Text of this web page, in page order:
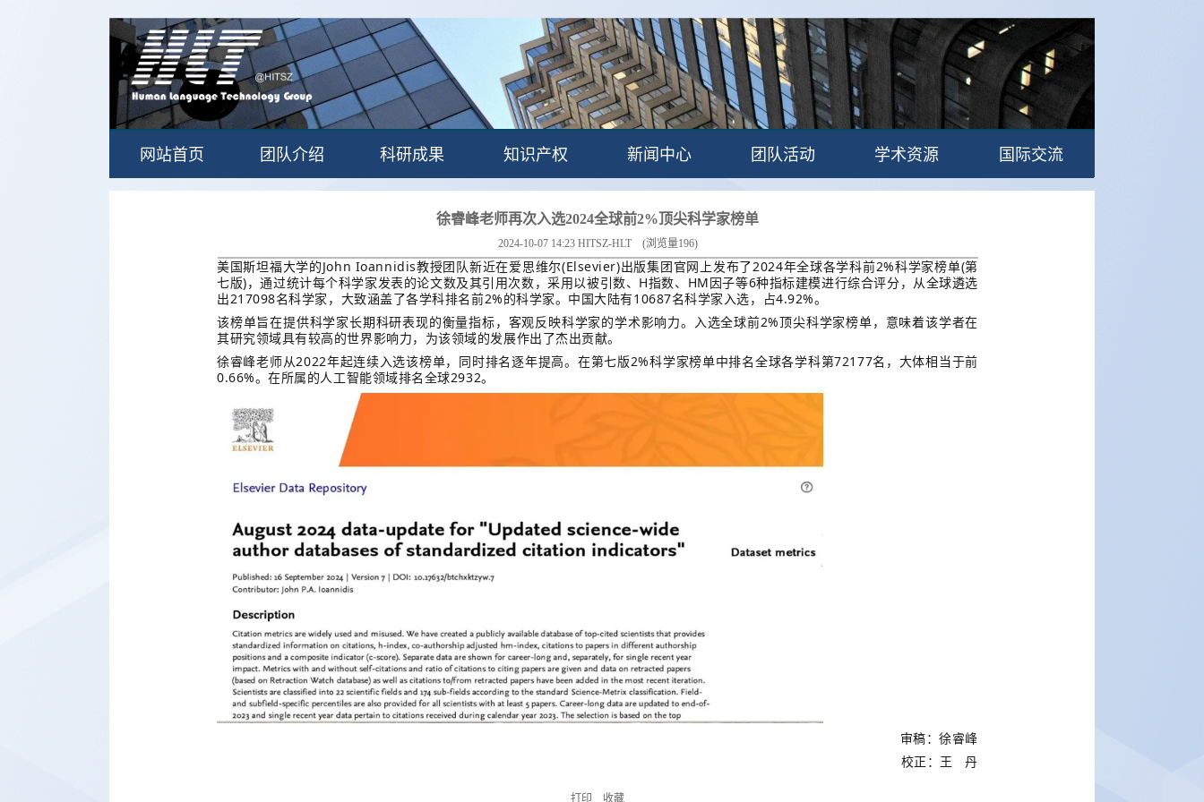
网站首页 团队介绍 科研成果 知识产权 新闻中心 团队活动 学术资源 国际交流
徐睿峰老师再次入选2024全球前2%顶尖科学家榜单
2024-10-07 14:23 HITSZ-HLT (浏览量196)
美国斯坦福大学的John Ioannidis教授团队新近在爱思维尔(Elsevier)出版集团官网上发布了2024年全球各学科前2%科学家榜单(第
七版)，通过统计每个科学家发表的论文数及其引用次数，采用以被引数、H指数、HM因子等6种指标建模进行综合评分，从全球遴选
出217098名科学家，大致涵盖了各学科排名前2%的科学家。中国大陆有10687名科学家入选，占4.92%。
该榜单旨在提供科学家长期科研表现的衡量指标，客观反映科学家的学术影响力。入选全球前2%顶尖科学家榜单，意味着该学者在
其研究领域具有较高的世界影响力，为该领域的发展作出了杰出贡献。
徐睿峰老师从2022年起连续入选该榜单，同时排名逐年提高。在第七版2%科学家榜单中排名全球各学科第72177名，大体相当于前
0.66%。在所属的人工智能领域排名全球2932。
审稿：徐睿峰
校正：王 丹
打印 收藏